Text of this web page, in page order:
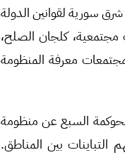
سورية لقوانين الدولة
مجتمعية، كلجان الصلح،
معرفة المنظومة
السبع عن منظومة
التباينات بين المناطق.